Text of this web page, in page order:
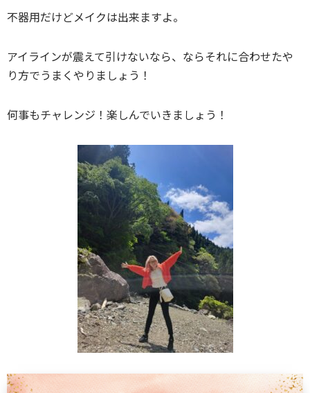
不器用だけどメイクは出来ますよ。
アイラインが震えて引けないなら、ならそれに合わせたや
り方でうまくやりましょう！
何事もチャレンジ！楽しんでいきましょう！